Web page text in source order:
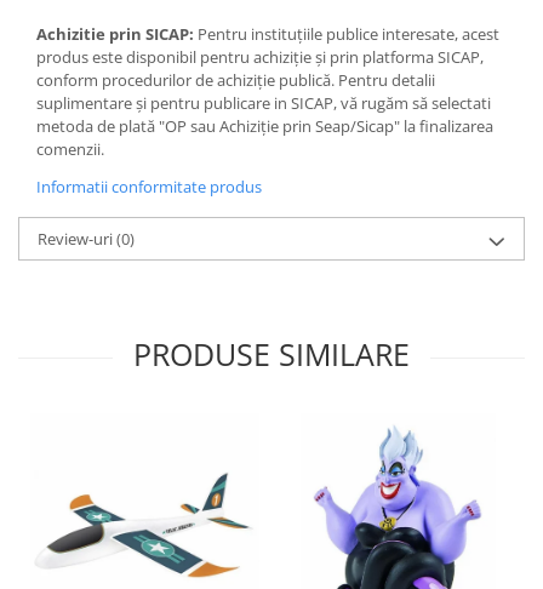
Jocuri cu litere
Jocuri cu numere
Jocuri de indemanare
Jocuri de carti
Jocuri interactive
Jocuri de podea
Carti pentru copii 2 ani
Carti pentru copii 6 ani
Carti pentru copii 8 ani
Carti de colorat
Achizitie prin SICAP: Pentru instituțiile publice interesate, acest
produs este disponibil pentru achiziție și prin platforma SICAP,
conform procedurilor de achiziție publică. Pentru detalii
suplimentare și pentru publicare in SICAP, vă rugăm să selectati
metoda de plată "OP sau Achiziție prin Seap/Sicap" la finalizarea
comenzii.
Informatii conformitate produs
Review-uri(0)
PRODUSE SIMILARE